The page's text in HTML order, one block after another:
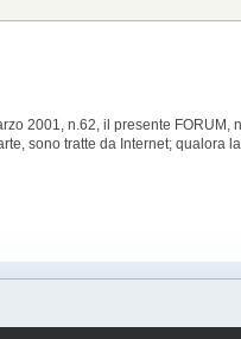
2001, n.62, il presente
sono tratte da Internet;